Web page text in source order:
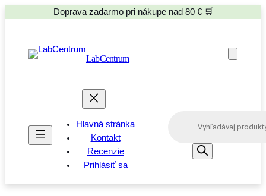
Doprava zadarmo pri nákupe nad 80 € 🛒
LabCentrum
Hlavná stránka
Kontakt
Recenzie
Prihlásiť sa
s